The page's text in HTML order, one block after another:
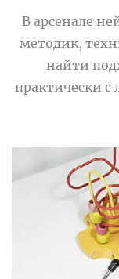
В арсенале
методик,
найти
практически